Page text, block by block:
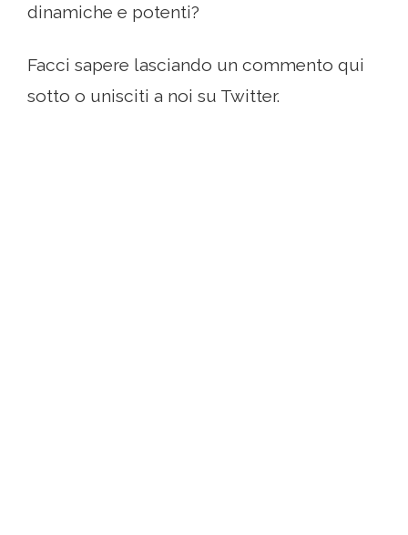
dinamiche e potenti?
Facci sapere lasciando un commento qui
sotto o unisciti a noi su Twitter.